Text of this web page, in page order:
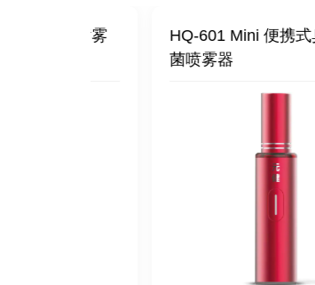
HQ-601 Mini 便携式臭氧水杀
菌喷雾器